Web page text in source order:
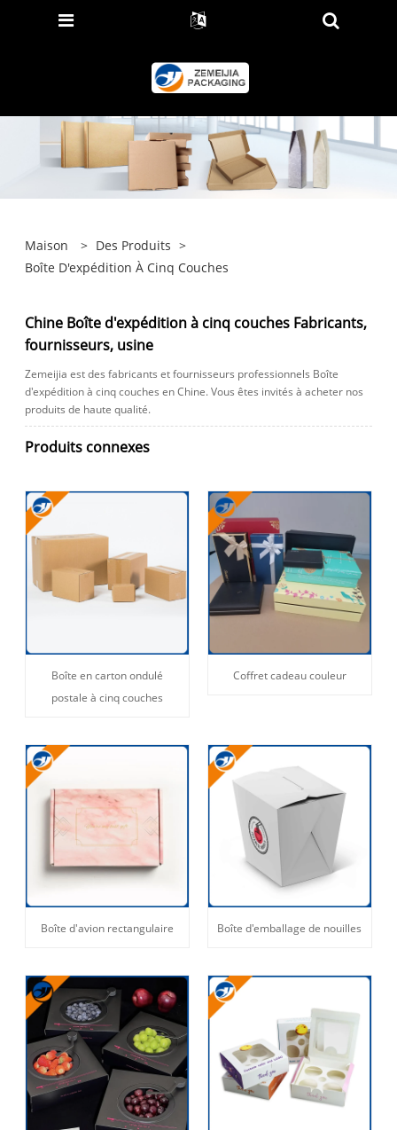
Maison > Des Produits >
Boîte D'expédition À Cinq Couches
Chine Boîte d'expédition à cinq couches Fabricants,
fournisseurs, usine
Zemeijia est des fabricants et fournisseurs professionnels Boîte
d'expédition à cinq couches en Chine. Vous êtes invités à acheter nos
produits de haute qualité.
Produits connexes
Boîte en carton ondulé
postale à cinq couches
Coffret cadeau couleur
Boîte d'avion rectangulaire Boîte d'emballage de nouilles